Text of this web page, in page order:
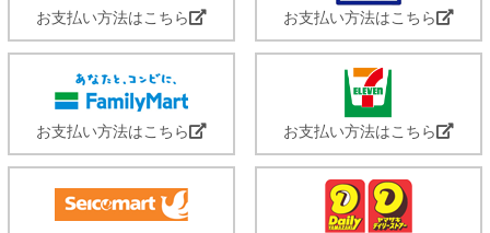
お支払い方法はこちら お支払い方法はこちら
お支払い方法はこちら お支払い方法はこちら